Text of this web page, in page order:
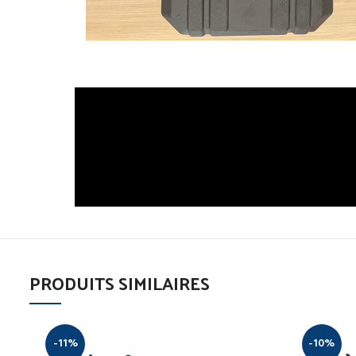
PRODUITS SIMILAIRES
-11% -10%